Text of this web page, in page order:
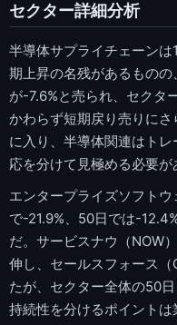
セクター詳細分析
半導体サプライチェーン
期上昇の名残があるもの
が-7.6%と売られ、セクタ
かわらず短期戻り売りに
に入り、半導体関連はト
応を分けて見極める必要が
エンタープライズソフト
で-21.9%、50日では-
だ。サービスナウ（NOW
伸し、セールスフォース
たが、セクター全体の50
持続性を分けるポイントは